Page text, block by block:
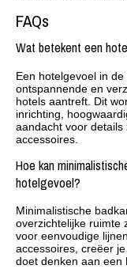
FAQs
Wat betekent een
Een hotelgevoel in
ontspannende en
hotels aantreft. Dit
inrichting,
aandacht voor
accessoires.
Hoe kan
hotelgevoel?
Minimalistische
overzichtelijke ruimte
voor eenvoudige
accessoires, creëer
doet denken aan een